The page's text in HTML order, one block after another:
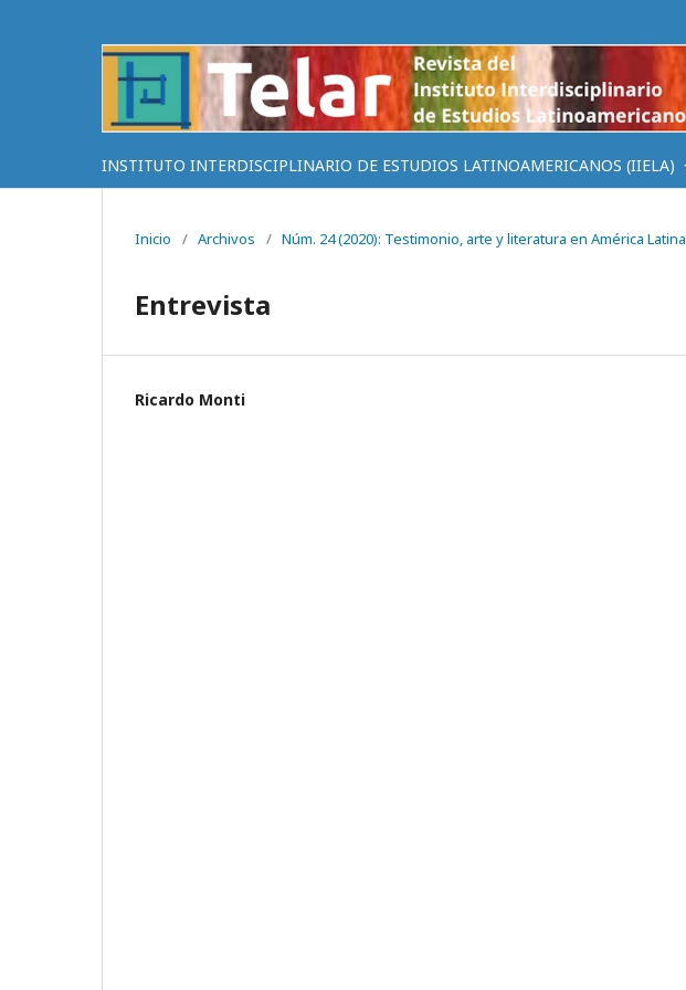
INSTITUTO INTERDISCIPLINARIO DE ESTUDIOS LATINOAMERICANOS (IIELA)
Inicio / Archivos / Núm. 24 (2020): Testimonio, arte y literatura en América Latina
Entrevista
Ricardo Monti